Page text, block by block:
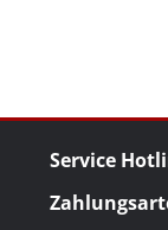
Service